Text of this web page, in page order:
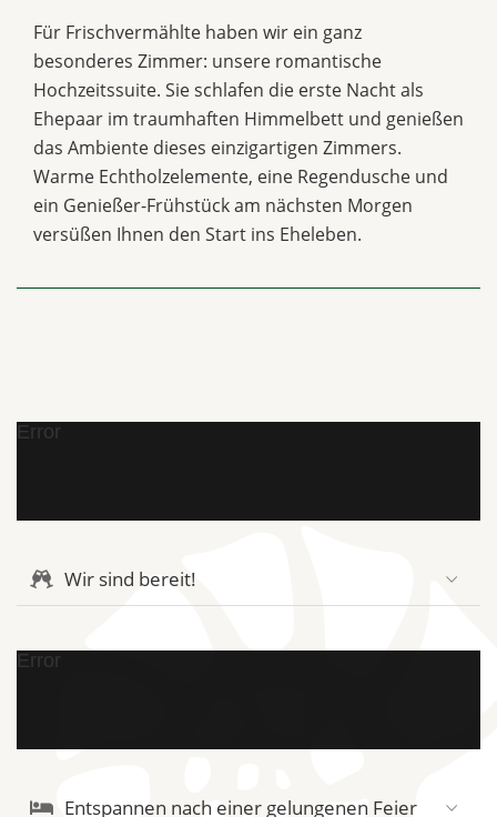
Für Frischvermählte haben wir ein ganz
besonderes Zimmer: unsere romantische
Hochzeitssuite. Sie schlafen die erste Nacht als
Ehepaar im traumhaften Himmelbett und genießen
das Ambiente dieses einzigartigen Zimmers.
Warme Echtholzelemente, eine Regendusche und
ein Genießer-Frühstück am nächsten Morgen
versüßen Ihnen den Start ins Eheleben.
Error
Wir sind bereit!
Error
Entspannen nach einer gelungenen Feier